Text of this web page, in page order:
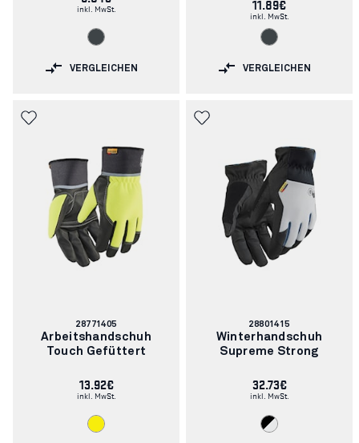
inkl. MwSt.
VERGLEICHEN
11.89€
inkl. MwSt.
VERGLEICHEN
Artikelnummer:
28771405
Arbeitshandschuh
Touch Gefüttert
13.92€
inkl. MwSt.
Artikelnummer:
28801415
Winterhandschuh
Supreme Strong
32.73€
inkl. MwSt.